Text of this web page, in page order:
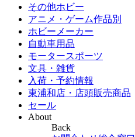
その他ホビー
アニメ・ゲーム作品別
ホビーメーカー
自動車用品
モータースポーツ
文具・雑貨
入荷・予約情報
東浦和店・店頭販売商品
セール
About
Back